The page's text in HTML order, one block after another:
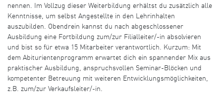
nennen. Im Vollzug dieser Weiterbildung erhältst du zusätzlich alle
Kenntnisse, um selbst Angestellte in den Lehrinhalten
auszubilden. Obendrein kannst du nach abgeschlossener
Ausbildung eine Fortbildung zum/zur Filialleiter/-in absolvieren
und bist so für etwa 15 Mitarbeiter verantwortlich. Kurzum: Mit
dem Abiturientenprogramm erwartet dich ein spannender Mix aus
praktischer Ausbildung, anspruchsvollen Seminar-Blöcken und
kompetenter Betreuung mit weiteren Entwicklungsmöglichkeiten,
z.B. zum/zur Verkaufsleiter/-in.